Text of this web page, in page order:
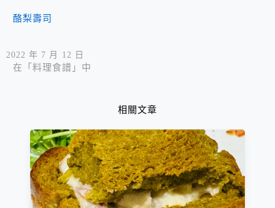
酪梨壽司
2022 年 7 月 12 日
在「料理食譜」中
相關文章